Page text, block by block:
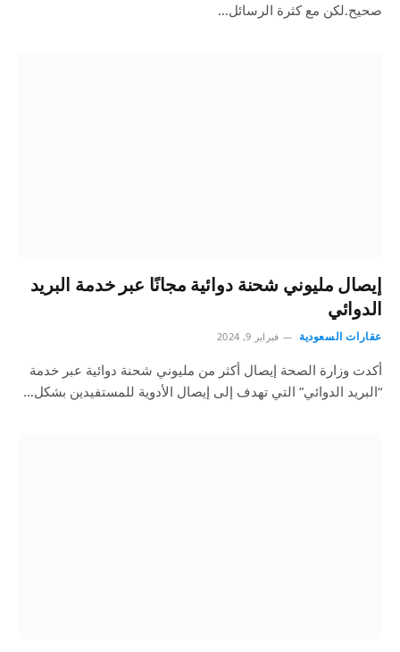
صحيح.لكن مع كثرة الرسائل…
إيصال مليوني شحنة دوائية مجانًا عبر خدمة البريد
الدوائي
عقارات السعودية فبراير 9, 2024
أكدت وزارة الصحة إيصال أكثر من مليوني شحنة دوائية عبر خدمة
“البريد الدوائي” التي تهدف إلى إيصال الأدوية للمستفيدين بشكل…